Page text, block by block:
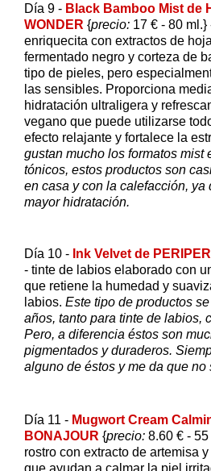
Día 9 - Black Bamboo Mist de
WONDER {precio: 17 € - 80 ml.}
enriquecita con extractos de
fermentado negro y corteza de
tipo de pieles, pero
las sensibles. Proporciona
hidratación ultraligera y
vegano que puede utilizarse
efecto relajante y fortalece la
gustan mucho los formatos mist
tónicos, estos productos son
en casa y con la calefacción, ya
mayor hidratación.
Día 10 - Ink Velvet de
- tinte de labios elaborado con
que retiene la humedad y
labios. Este tipo de productos
años, tanto para tinte de labios,
Pero, a diferencia éstos son
pigmentados y duraderos.
alguno de éstos y me da que no
Día 11 - Mugwort Cream
BONAJOUR {precio: 8.60 € -
rostro con extracto de artemisa